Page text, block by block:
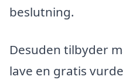
beslutning.
Desuden tilbyder
lave en gratis